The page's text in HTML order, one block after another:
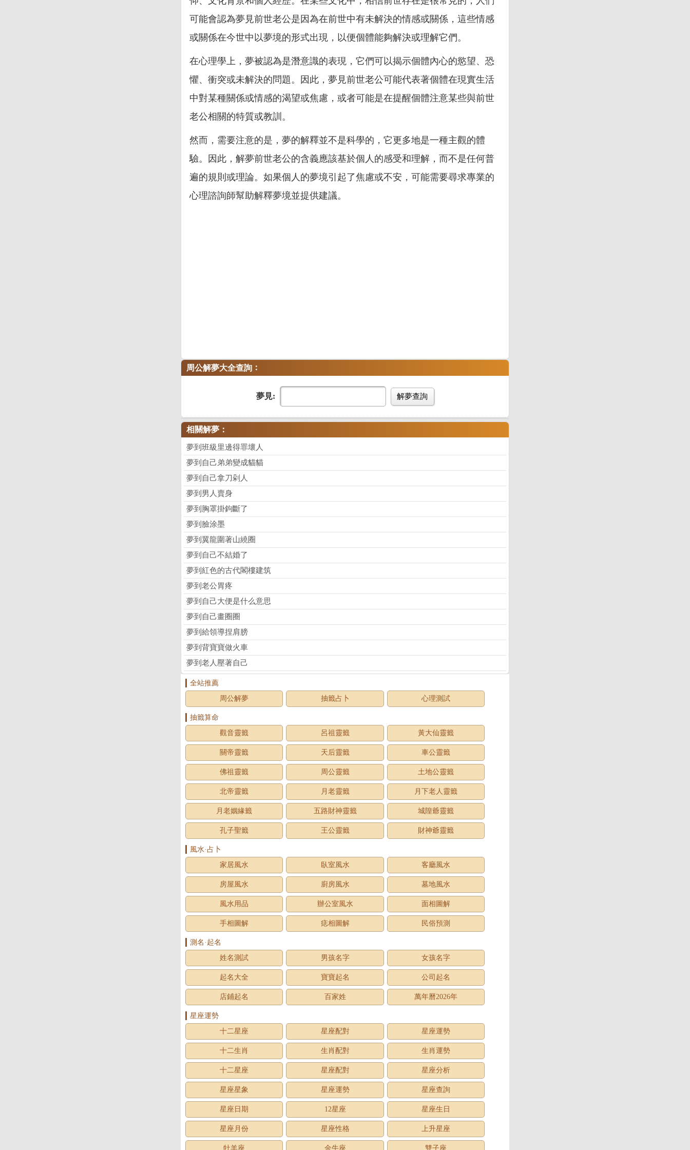
可能會認為夢見前世老公是因為在前世中有未解決的情感或關係，這些情感
或關係在今世中以夢境的形式出現，以便個體能夠解決或理解它們。
在心理學上，夢被認為是潛意識的表現，它們可以揭示個體內心的慾望、恐
懼、衝突或未解決的問題。因此，夢見前世老公可能代表著個體在現實生活
中對某種關係或情感的渴望或焦慮，或者可能是在提醒個體注意某些與前世
老公相關的特質或教訓。
然而，需要注意的是，夢的解釋並不是科學的，它更多地是一種主觀的體
驗。因此，解夢前世老公的含義應該基於個人的感受和理解，而不是任何普
遍的規則或理論。如果個人的夢境引起了焦慮或不安，可能需要尋求專業的
心理諮詢師幫助解釋夢境並提供建議。
周公解夢大全查詢 ：
夢見: 解夢查詢
相關解夢：
夢到班級里邊得罪壞人
夢到自己弟弟變成貓貓
夢到自己拿刀剁人
夢到男人賣身
夢到胸罩掛鉤斷了
夢到臉涂墨
夢到翼龍圍著山繞圈
夢到自己不結婚了
夢到紅色的古代閣樓建筑
夢到老公胃疼
夢到自己大便是什么意思
夢到自己畫圈圈
夢到給領導捏肩膀
夢到背寶寶做火車
夢到老人壓著自己
全站推薦
周公解夢
抽籤占卜 心理測試
抽籤算命
觀音靈籤
呂祖靈籤 黃大仙靈籤
關帝靈籤 天后靈籤 車公靈籤
佛祖靈籤 周公靈籤 土地公靈籤
北帝靈籤 月老靈籤 月下老人靈籤
月老姻緣籤 五路財神靈籤 城隍爺靈籤
孔子聖籤 王公靈籤 財神爺靈籤
風水·占卜
家居風水
臥室風水 客廳風水
房屋風水 廚房風水 墓地風水
風水用品 辦公室風水 面相圖解
手相圖解 痣相圖解 民俗預測
測名·起名
姓名測試
男孩名字 女孩名字
起名大全 寶寶起名 公司起名
店鋪起名 百家姓 萬年曆2026年
星座運勢
十二星座
星座配對 星座運勢
十二生肖 生肖配對 生肖運勢
十二星座 星座配對 星座分析
星座星象 星座運勢 星座查詢
星座日期 12星座 星座生日
星座月份 星座性格 上升星座
牡羊座 金牛座 雙子座